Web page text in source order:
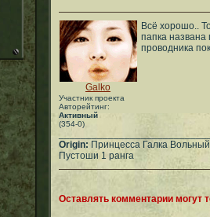
Galko
Участник проекта
Авторейтинг:
Активный
(354-0)
Всё хорошо..
папка названа
проводника
Origin: Принцесса Галка
Пустоши 1 ранга
Оставлять комментарии могут